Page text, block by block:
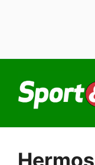
contenuto